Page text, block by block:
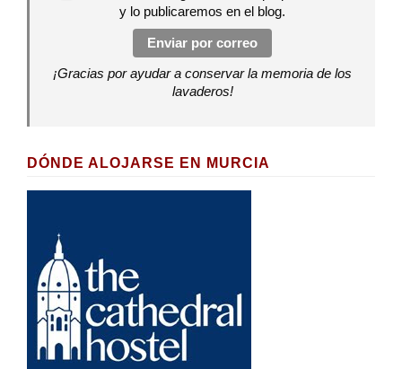
y lo publicaremos en el blog.
Enviar por correo
¡Gracias por ayudar a conservar la memoria de los
lavaderos!
DÓNDE ALOJARSE EN MURCIA